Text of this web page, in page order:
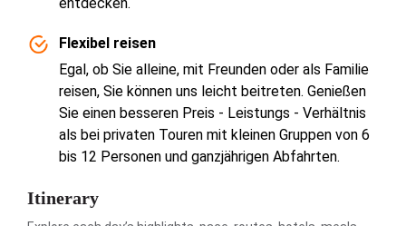
Flexibel reisen
Egal, ob Sie alleine, mit Freunden oder als Familie
reisen, Sie können uns leicht beitreten. Genießen
Sie einen besseren Preis - Leistungs - Verhältnis
als bei privaten Touren mit kleinen Gruppen von 6
bis 12 Personen und ganzjährigen Abfahrten.
Itinerary